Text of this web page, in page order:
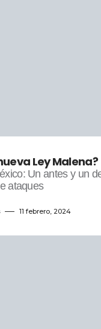
Ley Malena?
Un antes y un
ataques
11 febrero, 2024